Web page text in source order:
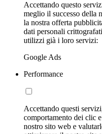
Accettando questo
meglio il successo della
la nostra offerta
dati personali
utilizzi già i loro servizi:
Google Ads
Performance
Accettando questi
comportamento dei clic
nostro sito web e